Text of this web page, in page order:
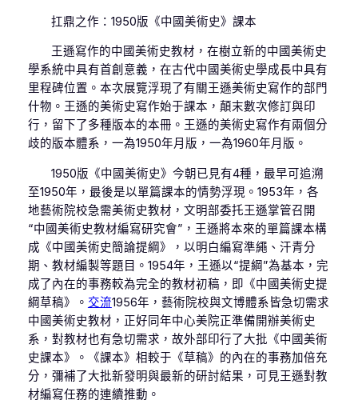
扛鼎之作：1950版《中國美術史》課本
王遜寫作的中國美術史教材，在樹立新的中國美術史
學系統中具有首創意義，在古代中國美術史學成長中具有
里程碑位置。本次展覽浮現了有關王遜美術史寫作的部門
什物。王遜的美術史寫作始于課本，顛末數次修訂與印
行，留下了多種版本的本冊。王遜的美術史寫作有兩個分
歧的版本體系，一為1950年月版，一為1960年月版。
1950版《中國美術史》今朝已見有4種，最早可追溯
至1950年，最後是以單篇課本的情勢浮現。1953年，各
地藝術院校急需美術史教材，文明部委托王遜掌管召開
“中國美術史教材編寫研究會”，王遜將本來的單篇課本構
成《中國美術史簡論提綱》，以明白編寫準繩、汗青分
期、教材編製等題目。1954年，王遜以“提綱”為基本，完
成了內在的事務較為完全的教材初稿，即《中國美術史提
綱草稿》。 交流1956年，藝術院校與文博體系皆急切需求
中國美術史教材，正好同年中心美院正準備開辦美術史
系，對教材也有急切需求，故外部印行了大批《中國美術
史課本》。《課本》相較于《草稿》的內在的事務加倍充
分，彌補了大批新發明與最新的研討結果，可見王遜對教
材編寫任務的連續推動。